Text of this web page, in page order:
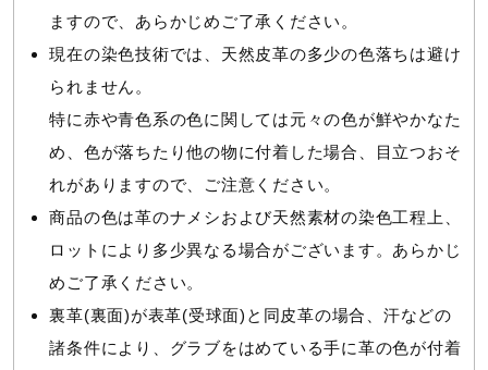
ますので、あらかじめご了承ください。
現在の染色技術では、天然皮革の多少の色落ちは避け
られません。
特に赤や青色系の色に関しては元々の色が鮮やかなた
め、色が落ちたり他の物に付着した場合、目立つおそ
れがありますので、ご注意ください。
商品の色は革のナメシおよび天然素材の染色工程上、
ロットにより多少異なる場合がございます。あらかじ
めご了承ください。
裏革(裏面)が表革(受球面)と同皮革の場合、汗などの
諸条件により、グラブをはめている手に革の色が付着